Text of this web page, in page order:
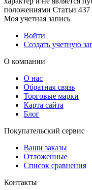
положениями Статьи
Моя учетная запись
Войти
Создать учетную
О компании
О нас
Обратная связь
Торговые марки
Карта сайта
Блог
Покупательский сервис
Ваши заказы
Отложенные
Список сравнения
Контакты